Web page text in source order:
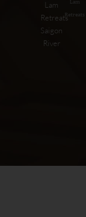
Lam
Retreats
Saigon
River
Lam
Retreats